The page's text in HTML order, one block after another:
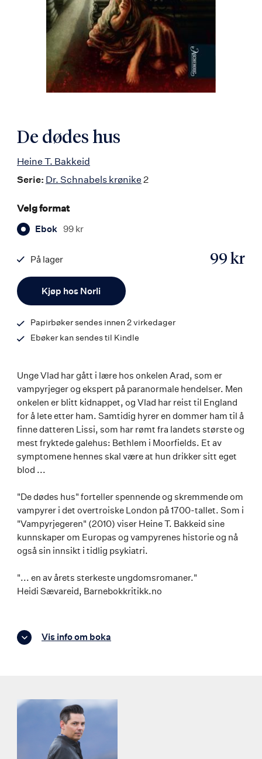
De dødes hus
Heine T. Bakkeid
Serie: Dr. Schnabels krønike 2
Velg format
Ebok 99 kr
Kjøp hos Norli
99 kr
På lager
9788203254291
Papirbøker sendes innen 2 virkedager
Ebøker kan sendes til Kindle
Unge Vlad har gått i lære hos onkelen Arad, som er
vampyrjeger og ekspert på paranormale hendelser. Men
onkelen er blitt kidnappet, og Vlad har reist til England
for å lete etter ham. Samtidig hyrer en dommer ham til å
finne datteren Lissi, som har rømt fra landets største og
mest fryktede galehus: Bethlem i Moorfields. Et av
symptomene hennes skal være at hun drikker sitt eget
blod ...
"De dødes hus" forteller spennende og skremmende om
vampyrer i det overtroiske London på 1700-tallet. Som i
"Vampyrjegeren" (2010) viser Heine T. Bakkeid sine
kunnskaper om Europas og vampyrenes historie og nå
også sin innsikt i tidlig psykiatri.
"... en av årets sterkeste ungdomsromaner."
Heidi Sævareid, Barnebokkritikk.no
Vis info om boka